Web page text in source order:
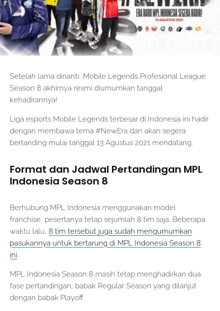
Setelah lama dinanti, Mobile Legends Profesional League
Season 8 akhirnya resmi diumumkan tanggal
kehadirannya!
Liga esports Mobile Legends terbesar di Indonesia ini hadir
dengan membawa tema #NewEra dan akan segera
bertanding mulai tanggal 13 Agustus 2021 mendatang.
Format dan Jadwal Pertandingan MPL
Indonesia Season 8
Berhubung MPL Indonesia menggunakan model
franchise, pesertanya tetap sejumlah 8 tim saja. Beberapa
waktu lalu, 8 tim tersebut juga sudah mengumumkan
pasukannya untuk bertarung di MPL Indonesia Season 8
ini.
MPL Indonesia Season 8 masih tetap menghadirkan dua
fase pertandingan, babak Regular Season yang dilanjut
dengan babak Playoff.